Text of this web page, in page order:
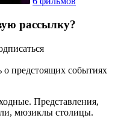
рассылку?
о предстоящих событиях
Представления,
мюзиклы столицы.